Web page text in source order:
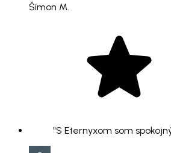
Šimon M.
"S Eternyxom som